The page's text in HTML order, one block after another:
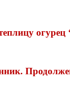
огурец